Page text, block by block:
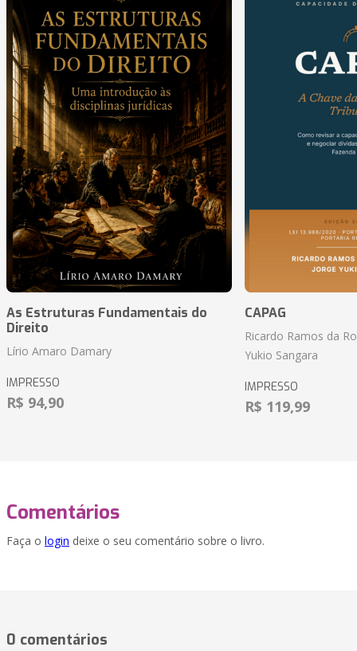
As Estruturas Fundamentais do
Direito
Lírio Amaro Damary
IMPRESSO
R$ 94,90
CAPAG
Ricardo Ramos da
Yukio Sangara
IMPRESSO
R$ 119,99
Comentários
Faça o login deixe o seu comentário sobre o livro.
0 comentários